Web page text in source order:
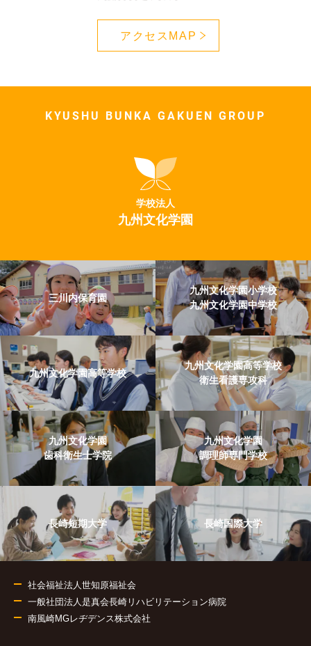
アクセスMAP
KYUSHU BUNKA GAKUEN GROUP
学校法人
九州文化学園
三川内保育園
九州文化学園小学校
九州文化学園中学校
九州文化学園高等学校
九州文化学園高等学校
衛生看護専攻科
九州文化学園
歯科衛生士学院
九州文化学園
調理師専門学校
長崎短期大学 長崎国際大学
社会福祉法人世知原福祉会
一般社団法人是真会長崎リハビリテーション病院
南風崎MGレヂデンス株式会社